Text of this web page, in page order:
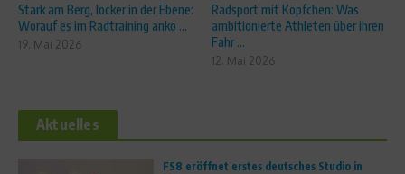
Stark am Berg, locker in der Ebene:
Worauf es im Radtraining anko ...
19. Mai 2026
Radsport mit Köpfchen: Was
ambitionierte Athleten über ihren
Fahr ...
12. Mai 2026
Aktuelles
FS8 eröffnet erstes deutsches Studio in